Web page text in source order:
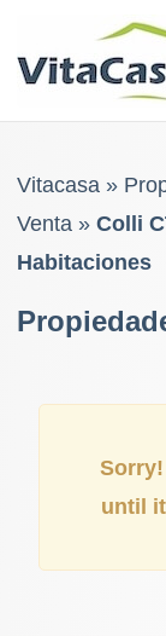
Vitacasa»
Venta» Colli
Habitaciones
until